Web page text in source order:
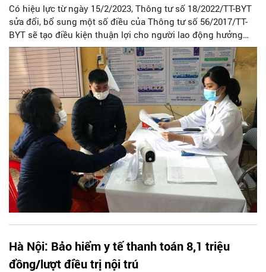
Có hiệu lực từ ngày 15/2/2023, Thông tư số 18/2022/TT-BYT
sửa đổi, bổ sung một số điều của Thông tư số 56/2017/TT-
BYT sẽ tạo điều kiện thuận lợi cho người lao động hưởng
chính sách BHXH khi bị ốm đau, mắc COVID-19 điều trị tại cơ
sở khám bệnh, chữa bệnh, bị tai nạn lao động, mắc bệnh
nghề nghiệp.
Hà Nội: Bảo hiểm y tế thanh toán 8,1 triệu
đồng/lượt điều trị nội trú